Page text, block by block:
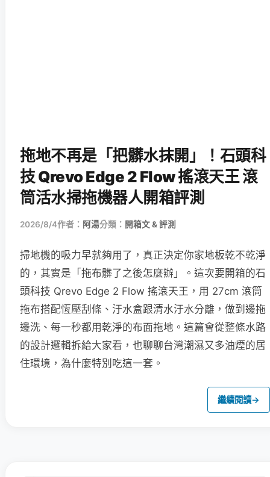
拖地不再是「把髒水抹開」！石頭科
技 Qrevo Edge 2 Flow 搖滾天王 滾
筒活水掃拖機器人開箱評測
2026/8/4作者： 阿湯分類： 開箱文 & 評測
掃地機的吸力早就夠用了，真正決定你家地板乾不乾淨
的，其實是「拖布髒了之後怎麼辦」。這次要開箱的石
頭科技 Qrevo Edge 2 Flow 搖滾天王，用 27cm 滾筒
拖布搭配恆壓刮條、汙水盒跟清水汙水分離，做到邊拖
邊洗、每一秒都用乾淨的布面拖地。這篇會從整條水路
的設計邏輯拆給大家看，也聊聊台灣潮濕又多油煙的居
住環境，為什麼特別吃這一套。
繼續閱讀→